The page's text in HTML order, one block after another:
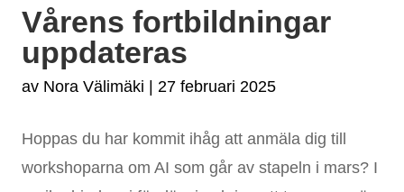
Vårens fortbildningar
uppdateras
av Nora Välimäki | 27 februari 2025
Hoppas du har kommit ihåg att anmäla dig till
workshoparna om AI som går av stapeln i mars? I